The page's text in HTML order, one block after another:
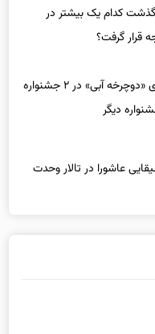
قرار گرفت؟
موردنیاز علامت‌گذاری